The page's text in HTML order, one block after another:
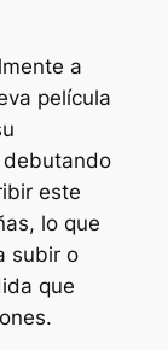
a
película
debutando
este
lo que
subir o
que